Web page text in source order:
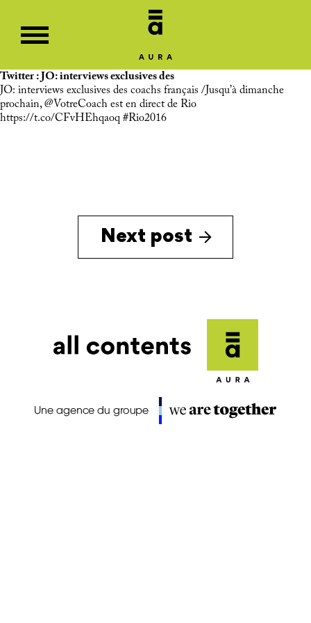
Twitter : JO: interviews exclusives des
JO: interviews exclusives des coachs français /Jusqu’à dimanche
prochain,@VotreCoach est en direct de Rio
https://t.co/CFvHEhqaoq #Rio2016
Next post